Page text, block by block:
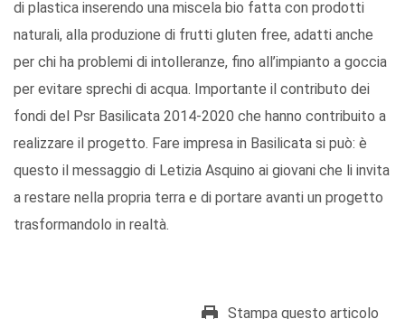
di plastica inserendo una miscela bio fatta con prodotti
naturali, alla produzione di frutti gluten free, adatti anche
per chi ha problemi di intolleranze, fino all’impianto a goccia
per evitare sprechi di acqua. Importante il contributo dei
fondi del Psr Basilicata 2014-2020 che hanno contribuito a
realizzare il progetto. Fare impresa in Basilicata si può: è
questo il messaggio di Letizia Asquino ai giovani che li invita
a restare nella propria terra e di portare avanti un progetto
trasformandolo in realtà.
Stampa questo articolo